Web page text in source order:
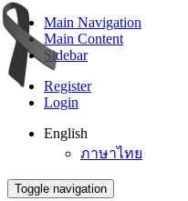
Main Navigation
Main Content
Sidebar
Register
Login
English
ภาษาไทย
Toggle navigation